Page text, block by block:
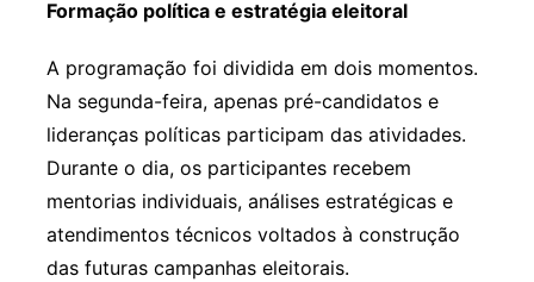
Formação política e estratégia eleitoral
A programação foi dividida em dois momentos.
Na segunda-feira, apenas pré-candidatos e
lideranças políticas participam das atividades.
Durante o dia, os participantes recebem
mentorias individuais, análises estratégicas e
atendimentos técnicos voltados à construção
das futuras campanhas eleitorais.